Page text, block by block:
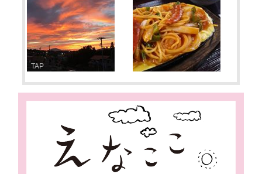
TAP